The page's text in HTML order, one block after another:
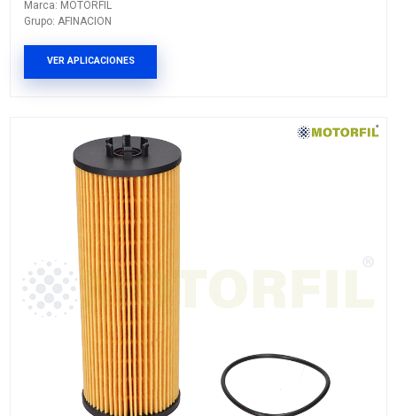
VER APLICACIONES